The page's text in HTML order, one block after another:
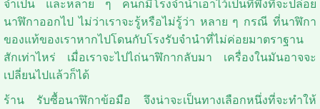
จำเป็น และหลาย ๆ คนก็มีโรงจำนำเอาไว้เป็นที่พึ่งที่จะปล่อย
นาฬิกาออกไป ไม่ว่าเราจะรู้หรือไม่รู้ว่า หลาย ๆ กรณี ที่นาฬิกา
ของแท้ของเราหากไปโดนกับโรงรับจำนำที่ไม่ค่อยมาตราฐาน
สักเท่าไหร่ เมื่อเราจะไปไถ่นาฬิกากลับมา เครื่องในมันอาจจะ
เปลี่ยนไปแล้วก็ได้
ร้าน รับซื้อนาฬิกาข้อมือ จึงน่าจะเป็นทางเลือกหนึ่งที่จะทำให้